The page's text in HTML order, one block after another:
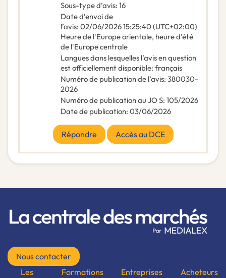
Sous-type d’avis: 16
Date d’envoi de
l’avis: 02/06/202615:25:40 (UTC+02:00)
Heure de l'Europe orientale, heure d'été
de l'Europe centrale
Langues dans lesquelles l’avis en question
est officiellement disponible: français
Numéro de publication de l’avis: 380030-
2026
Numéro de publication au JO S: 105/2026
Date de publication: 03/06/2026
Répondre Accès au DCE
Nous contacter
Les
Formations Entreprises Acheteurs